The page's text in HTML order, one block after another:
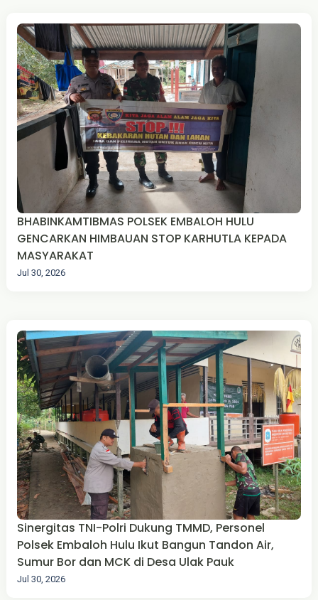
BHABINKAMTIBMAS POLSEK EMBALOH HULU
GENCARKAN HIMBAUAN STOP KARHUTLA KEPADA
MASYARAKAT
Jul 30, 2026
Sinergitas TNI-Polri Dukung TMMD, Personel
Polsek Embaloh Hulu Ikut Bangun Tandon Air,
Sumur Bor dan MCK di Desa Ulak Pauk
Jul 30, 2026